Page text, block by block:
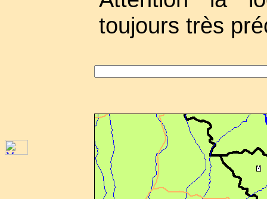
toujours très